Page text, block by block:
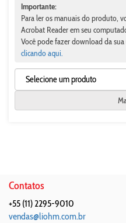
Importante:
Para ler os manuais do produto,
Acrobat Reader em seu
Você pode fazer download da
clicando aqui.
Contatos
+55 (11) 2295-9010
vendas@liohm.com.br